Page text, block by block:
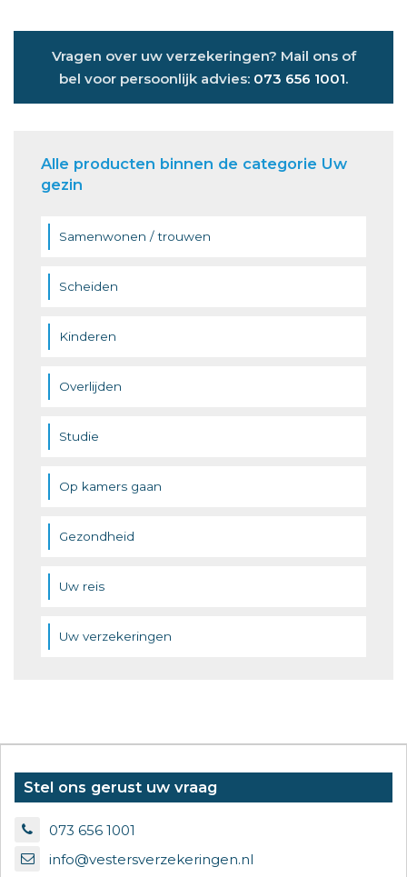
Vragen over uw verzekeringen? Mail ons of
bel voor persoonlijk advies: 073 656 1001.
Alle producten binnen de categorie Uw
gezin
Samenwonen / trouwen
Scheiden
Kinderen
Overlijden
Studie
Op kamers gaan
Gezondheid
Uw reis
Uw verzekeringen
Stel ons gerust uw vraag
073 656 1001
info@vestersverzekeringen.nl